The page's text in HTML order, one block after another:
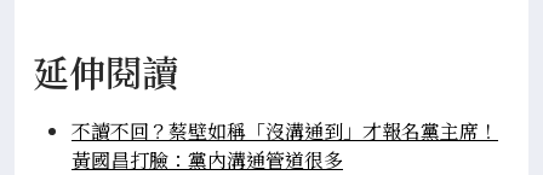
延伸閱讀
不讀不回？蔡壁如稱「沒溝通到」才報名黨主席！
黃國昌打臉：黨內溝通管道很多